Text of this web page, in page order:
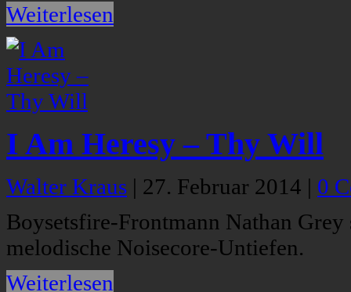
Weiterlesen
I Am Heresy – Thy Will
Walter Kraus | 27. Februar 2014 | 0
Boysetsfire-Frontmann Nathan
melodische Noisecore-Untiefen.
Weiterlesen